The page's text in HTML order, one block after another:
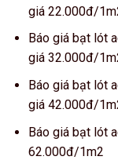
giá 22.000đ/
Báo giá bạt lót
giá 32.000đ/
Báo giá bạt lót
giá 42.000đ/
Báo giá bạt lót
62.000đ/1m2